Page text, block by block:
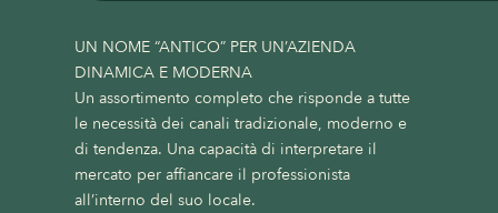
UN NOME “ANTICO” PER UN’AZIENDA
DINAMICA E MODERNA
Un assortimento completo che risponde a tutte
le necessità dei canali tradizionale, moderno e
di tendenza. Una capacità di interpretare il
mercato per affiancare il professionista
all’interno del suo locale.